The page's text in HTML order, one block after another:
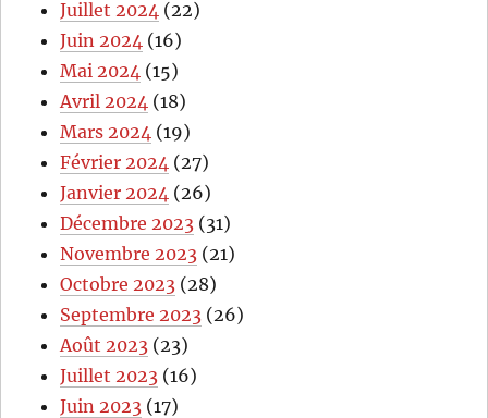
Juillet 2024 (22)
Juin 2024 (16)
Mai 2024 (15)
Avril 2024 (18)
Mars 2024 (19)
Février 2024 (27)
Janvier 2024 (26)
Décembre 2023 (31)
Novembre 2023 (21)
Octobre 2023 (28)
Septembre 2023 (26)
Août 2023 (23)
Juillet 2023 (16)
Juin 2023 (17)